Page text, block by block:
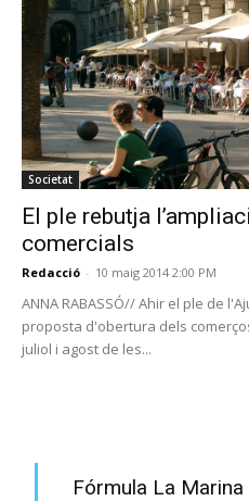
Societat
El ple rebutja
comercials
Redacció - 10 maig 2014 2:00 PM
ANNA RABASSÓ// Ahir el ple de
proposta d'obertura dels
juliol i agost de les...
Fórmula La Marina